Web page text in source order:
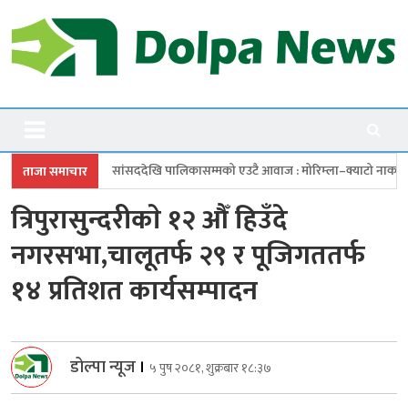
to
content
Dolpanews
ताजा समाचार
पालिकासम्मको एउटै आवाज : मोरिम्ला–क्याटो नाका तत्काल खोल चारबुँदे
त्रिपुरासुन्दरीकाे १२ औँ हिउँदे
नगरसभा,चालूतर्फ २९ र पूजिगततर्फ
१४ प्रतिशत कार्यसम्पादन
डोल्पा न्यूज । ५ पुष २०८१, शुक्रबार १८:३७